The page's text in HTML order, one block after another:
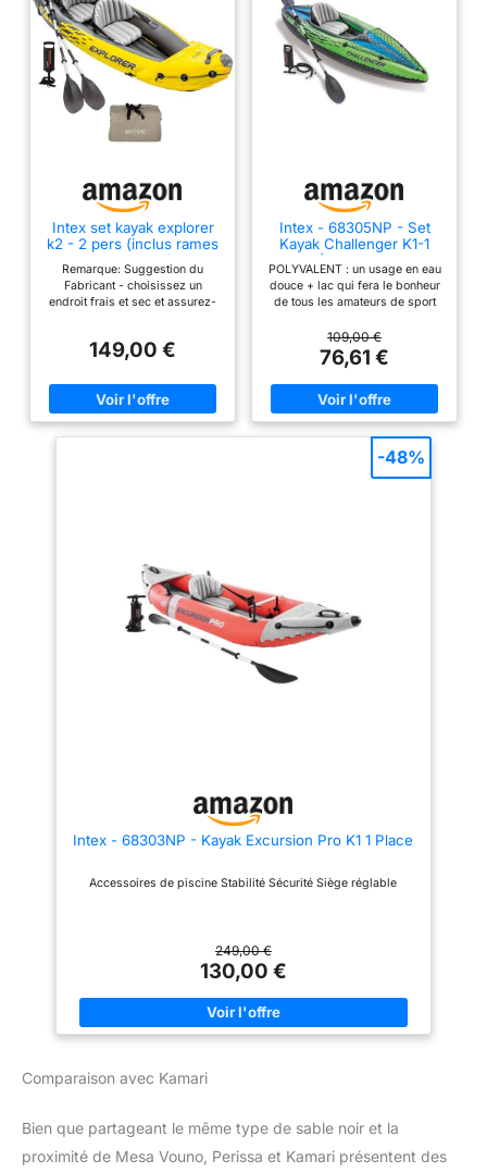
Intex set kayak explorer
k2 - 2 pers (inclus rames
et gonfleur)
Remarque: Suggestion du
Fabricant - choisissez un
endroit frais et sec et assurez-
et dégonflage facile grâce à
avirons, une pompe, une corde
d'arrimage et un kit de
réparation
149,00 €
Intex - 68305NP - Set
Kayak Challenger K1-1
Pers (Inclus Rame Et
Gonfleur)
POLYVALENT : un usage en eau
douce + lac qui fera le bonheur
de tous les amateurs de sport
assise et dossier gonflables
amovibles et ajustables
PRATIQUE : format compact une
fois dégonflé et facilement
transportable grâce à son sac
de transport inclus SOLIDITÉ :
permet au kayak de résister à la
plupart des évènements et
perdurer à travers les saisons
109,00 €
76,61 €
Intex - 68303NP - Kayak Excursion Pro K1 1 Place
Accessoires de piscine Stabilité Sécurité Siège réglable
249,00 €
130,00 €
-48%
Comparaison avec Kamari
Bien que partageant le même type de sable noir et la
proximité de Mesa Vouno, Perissa et Kamari présentent des